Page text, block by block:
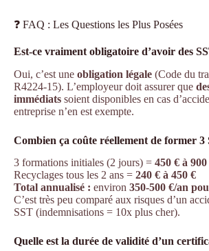
❓ FAQ : Les Questions les Plus Posées
Est-ce vraiment obligatoire d’avoir des
Oui, c’est une obligation légale (Code du
R4224-15). L’employeur doit assurer que
immédiats soient disponibles en cas
entreprise n’en est exempte.
Combien ça coûte réellement de former 3
3 formations initiales (2 jours) = 450 € à 900
Recyclages tous les 2 ans = 240 € à 450 €
Total annualisé : environ 350-500 €/an
C’est très peu comparé aux risques d’un
SST (indemnisations = 10x plus cher).
Quelle est la durée de validité d’un